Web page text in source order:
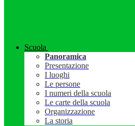
Scuola
Panoramica
Presentazione
I luoghi
Le persone
I numeri della scuola
Le carte della scuola
Organizzazione
La storia